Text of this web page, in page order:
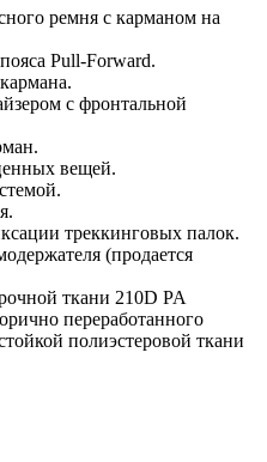
ремня с карманом на
Pull-Forward.
с фронтальной
вещей.
треккинговых палок.
(продается
ткани 210D PA
переработанного
полиэстеровой ткани